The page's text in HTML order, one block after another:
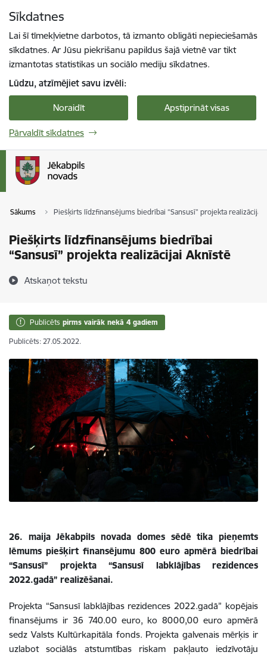
Sīkdatnes
Lai šī tīmekļvietne darbotos, tā izmanto obligāti nepieciešamās
sīkdatnes. Ar Jūsu piekrišanu papildus šajā vietnē var tikt
izmantotas statistikas un sociālo mediju sīkdatnes.
Lūdzu, atzīmējiet savu izvēli:
Noraidīt Apstiprināt visas
Pārvaldīt sīkdatnes
Sākums Piešķirts līdzfinansējums biedrībai “Sansusī” projekta realizācijai
Piešķirts līdzfinansējums biedrībai
“Sansusī” projekta realizācijai Aknīstē
Atskaņot tekstu
Publicēts pirms vairāk nekā 4 gadiem
Publicēts: 27.05.2022.
26. maija Jēkabpils novada domes sēdē tika pieņemts
lēmums piešķirt finansējumu 800 euro apmērā biedrībai
“Sansusī” projekta “Sansusī labklājības rezidences
2022.gadā” realizēšanai.
Projekta “Sansusī labklājības rezidences 2022.gadā” kopējais
finansējums ir 36 740.00 euro, ko 8000,00 euro apmērā
sedz Valsts Kultūrkapitāla fonds. Projekta galvenais mērķis ir
uzlabot sociālās atstumtības riskam pakļauto iedzīvotāju